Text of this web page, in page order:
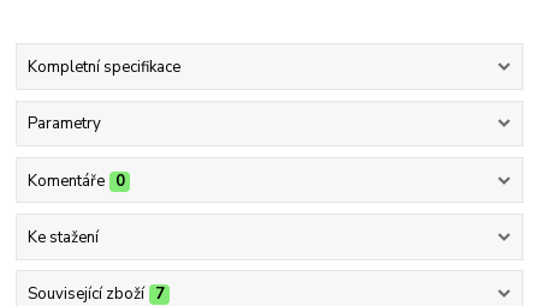
Kompletní specifikace
Parametry
Komentáře 0
Ke stažení
Související zboží 7